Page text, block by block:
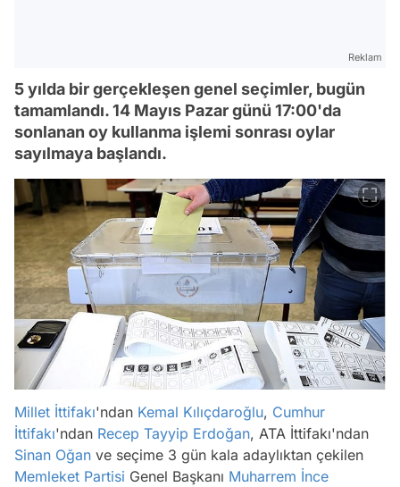
Reklam
5 yılda bir gerçekleşen genel seçimler, bugün
tamamlandı. 14 Mayıs Pazar günü 17:00'da
sonlanan oy kullanma işlemi sonrası oylar
sayılmaya başlandı.
Millet İttifakı'ndan Kemal Kılıçdaroğlu, Cumhur
İttifakı'ndan Recep Tayyip Erdoğan, ATA İttifakı'ndan
Sinan Oğan ve seçime 3 gün kala adaylıktan çekilen
Memleket Partisi Genel Başkanı Muharrem İnce